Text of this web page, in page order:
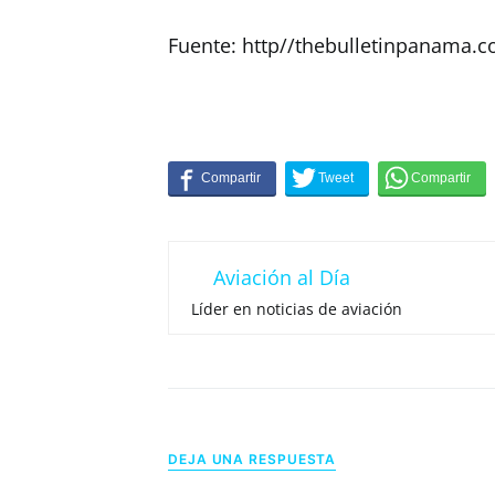
Fuente: http//
Aviación al Día
Líder en noticias de aviación
DEJA UNA RESPUESTA